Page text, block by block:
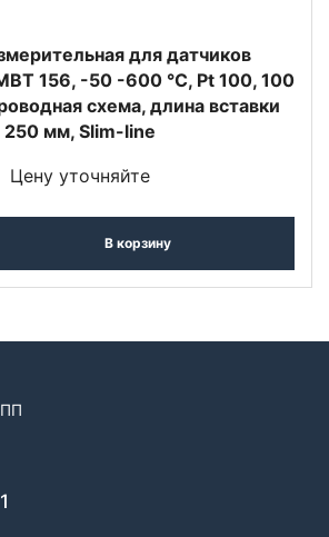
для датчиков
156, -50 -600 °C, Pt 100, 100
схема, длина вставки
250 мм, Slim-line
Цену уточняйте
В корзину